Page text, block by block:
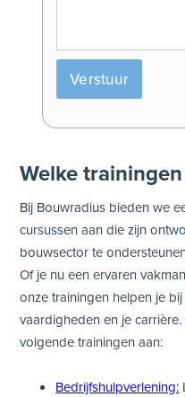
Welke
Bij Bouwradius bieden we
cursussen aan die zijn
bouwsector te
Of je nu een ervaren
onze trainingen helpen je
vaardigheden en je
volgende trainingen aan:
Bedrijfshulpverlening: